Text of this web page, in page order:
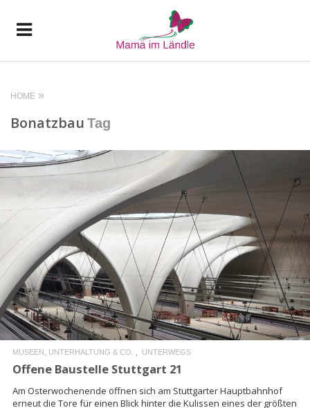
HOME
Bonatzbau Tag
READ MORE
MUSEEN, UNTERHALTUNG & CO. UNTERWEGS
Offene Baustelle Stuttgart 21
Am Osterwochenende öffnen sich am Stuttgarter Hauptbahnhof
erneut die Tore für einen Blick hinter die Kulissen eines der größten